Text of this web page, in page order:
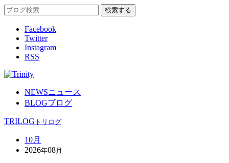
Facebook
Twitter
Instagram
RSS
NEWSニュース
BLOGブログ
TRILOG トリログ
10月
2026年08月